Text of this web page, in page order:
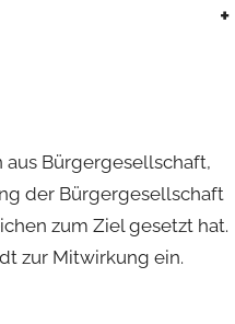
+
aus Bürgergesellschaft,
der Bürgergesellschaft
zum Ziel gesetzt hat.
zur Mitwirkung ein.